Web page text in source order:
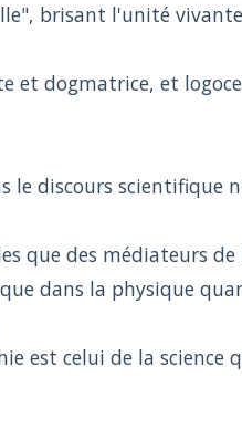
brisant l'unité
et dogmatrice, et
le discours scientifique
que des médiateurs de
dans la physique
est celui de la science